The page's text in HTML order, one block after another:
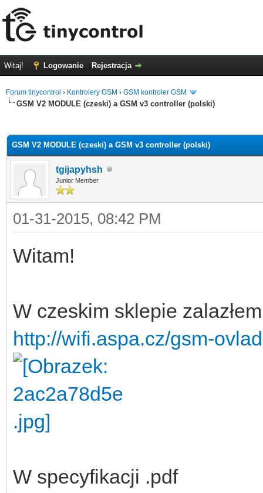
Witaj! Logowanie Rejestracja
Forum tinycontrol › Kontrolery GSM › GSM kontroler GSM
GSM V2 MODULE (czeski) a GSM v3 controller (polski)
GSM V2 MODULE (czeski) a GSM v3 controller (polski)
tgijapyhsh
Junior Member
01-31-2015, 08:42 PM
Witam!
W czeskim sklepie
http://wifi.aspa.cz/gsm-
W specyfikacji .pdf